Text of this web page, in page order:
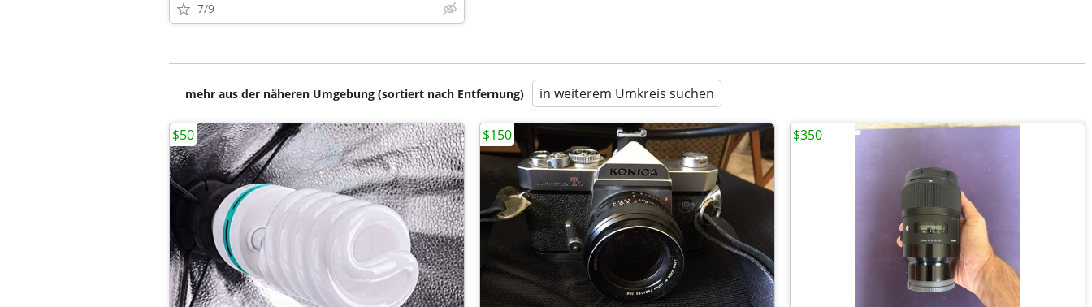
7/9
mehr aus der näheren Umgebung (sortiert nach Entfernung) in weiterem Umkreis suchen
$50 $150 $350